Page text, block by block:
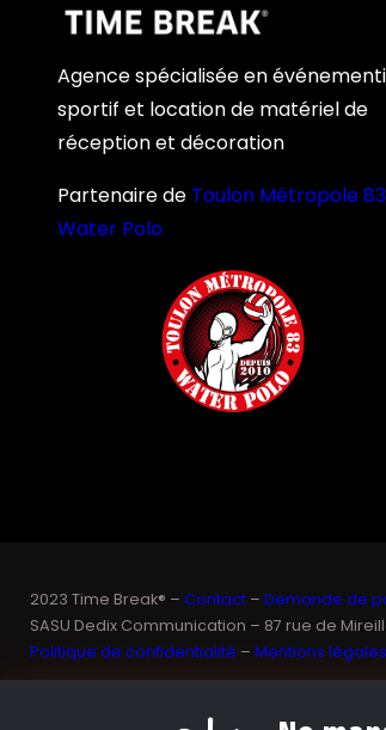
Agence spécialisée en
sportif et location de matériel de
réception et décoration
Partenaire de Toulon Métropole 83
Water Polo
2023 Time Break® – Contact – Demande de
SASU Dedix Communication – 87 rue de
Politique de confidentialité – Mentions légales